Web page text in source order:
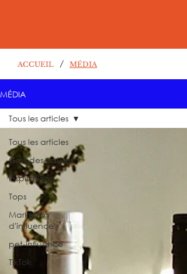
ACCUEIL / MÉDIA
MÉDIA
Tous les articles
Grandes causes
Inspirations
Tops
Marketing
d'influence
pet-influence
TikTok
Tous les articles